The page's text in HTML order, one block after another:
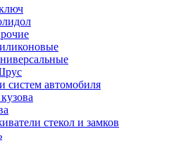
систем автомобиля
стекол и замков